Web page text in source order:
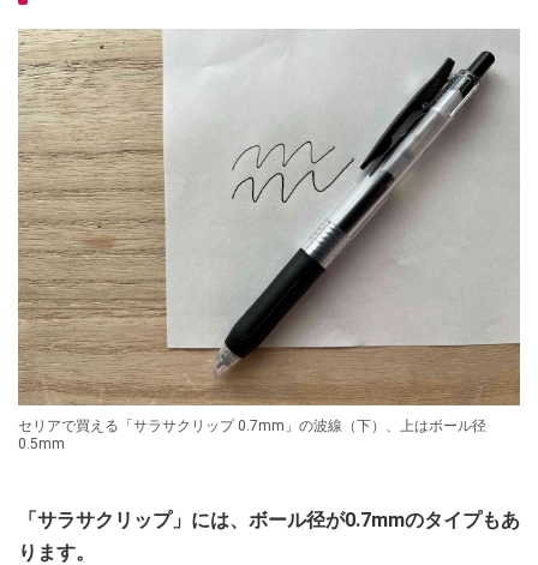
セリアで買える「サラサクリップ 0.7mm」の波線（下）、上はボール径
0.5mm
「サラサクリップ」には、ボール径が0.7mmのタイプもあ
ります。